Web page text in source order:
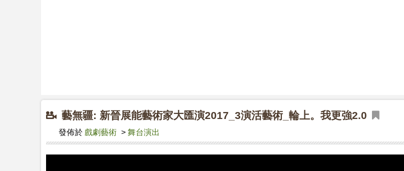
藝無疆: 新晉展能藝術家大匯演2017_3演活藝術_輪上。我更強2.0
發佈於 戲劇藝術 > 舞台演出